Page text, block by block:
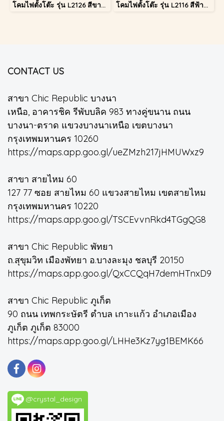
โคมไฟตั้งโต๊ะ รุ่น L2126 สีขาว (ตั้งโต๊ะ) โคมไฟตั้งโต๊ะ รุ่น L2116 สีฟ้าครีม (ตั้งโต๊ะ)
CONTACT US
สาขา Chic Republic บางนา
เหนือ, อาคารชิค รีพับบลิค 983 ทางคู่ขนาน ถนน
บางนา-ตราด แขวงบางนาเหนือ เขตบางนา
กรุงเทพมหานคร 10260
https://maps.app.goo.gl/ueZMzh217jHMUWxz9
สาขา สายไหม 60
127 77 ซอย สายไหม 60 แขวงสายไหม เขตสายไหม
กรุงเทพมหานคร 10220
https://maps.app.goo.gl/TSCEvvnRkd4TGgQG8
สาขา Chic Republic พัทยา
ถ.สุขุมวิท เมืองพัทยา อ.บางละมุง ชลบุรี 20150
https://maps.app.goo.gl/QxCCQqH7demHTnxD9
สาขา Chic Republic ภูเก็ต
90 ถนน เทพกระษัตรี ตำบล เกาะแก้ว อำเภอเมือง
ภูเก็ต ภูเก็ต 83000
https://maps.app.goo.gl/LHHe3Kz7yg1BEMK66
@crystal_design